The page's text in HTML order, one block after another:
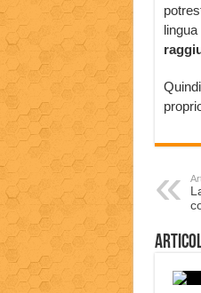
lingua